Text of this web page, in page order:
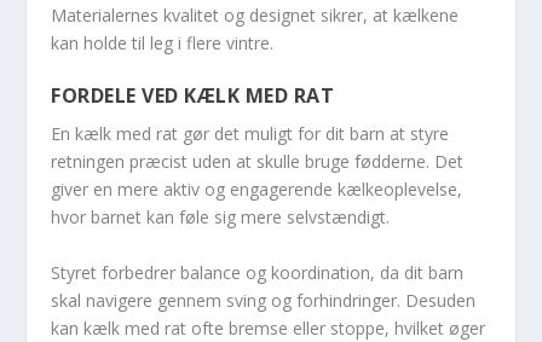
Materialernes kvalitet og designet sikrer, at kælkene
kan holde til leg i flere vintre.
FORDELE VED KÆLK MED RAT
En kælk med rat gør det muligt for dit barn at styre
retningen præcist uden at skulle bruge fødderne. Det
giver en mere aktiv og engagerende kælkeoplevelse,
hvor barnet kan føle sig mere selvstændigt.
Styret forbedrer balance og koordination, da dit barn
skal navigere gennem sving og forhindringer. Desuden
kan kælk med rat ofte bremse eller stoppe, hvilket øger